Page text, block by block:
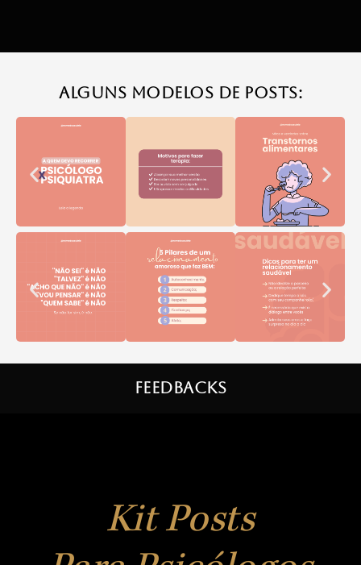
ALGUNS MODELOS DE POSTS:
Feedbacks
Kit Posts